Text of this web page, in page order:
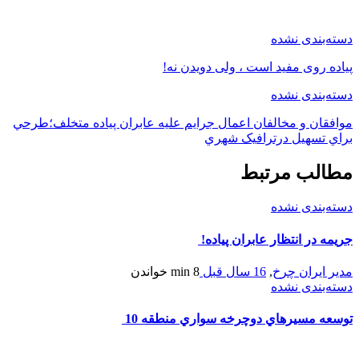
دسته‌بندی نشده
پیاده روی مفید است ، ولی دویدن نه!
دسته‌بندی نشده
موافقان و مخالفان اعمال جرايم عليه عابران پياده متخلف؛طرحي
براي تسهيل درترافيک شهري
مطالب مرتبط
دسته‌بندی نشده
جريمه در انتظار عابران پياده!
مدیر ایران چرخ, 16 سال قبل 8 min
خواندن
دسته‌بندی نشده
توسعه مسيرهاي دوچرخه سواري منطقه 10